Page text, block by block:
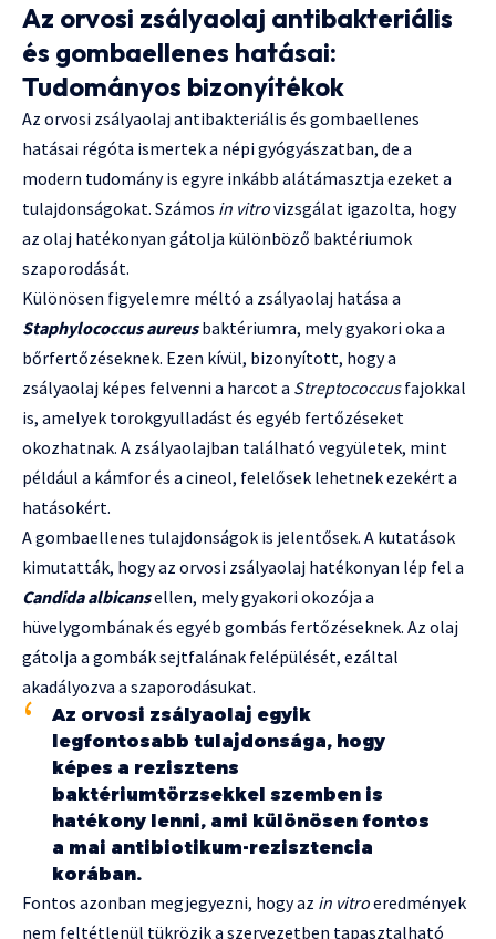
Az orvosi zsályaolaj antibakteriális
és gombaellenes hatásai:
Tudományos bizonyítékok
Az orvosi zsályaolaj antibakteriális és gombaellenes
hatásai régóta ismertek a népi gyógyászatban, de a
modern tudomány is egyre inkább alátámasztja ezeket a
tulajdonságokat. Számos in vitrovizsgálat igazolta, hogy
az olaj hatékonyan gátolja különböző baktériumok
szaporodását.
Különösen figyelemre méltó a zsályaolaj hatása a
Staphylococcus aureusbaktériumra, mely gyakori oka a
bőrfertőzéseknek. Ezen kívül, bizonyított, hogy a
zsályaolaj képes felvenni a harcot a Streptococcusfajokkal
is, amelyek torokgyulladást és egyéb fertőzéseket
okozhatnak. A zsályaolajban található vegyületek, mint
például a kámfor és a cineol, felelősek lehetnek ezekért a
hatásokért.
A gombaellenes tulajdonságok is jelentősek. A kutatások
kimutatták, hogy az orvosi zsályaolaj hatékonyan lép fel a
Candida albicansellen, mely gyakori okozója a
hüvelygombának és egyéb gombás fertőzéseknek. Az olaj
gátolja a gombák sejtfalának felépülését, ezáltal
akadályozva a szaporodásukat.
Az orvosi zsályaolaj egyik
legfontosabb tulajdonsága, hogy
képes a rezisztens
baktériumtörzsekkel szemben is
hatékony lenni, ami különösen fontos
a mai antibiotikum-rezisztencia
korában.
Fontos azonban megjegyezni, hogy az in vitroeredmények
nem feltétlenül tükrözik a szervezetben tapasztalható